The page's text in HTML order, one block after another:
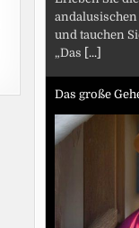
und tauchen
„Das [...]
Das große